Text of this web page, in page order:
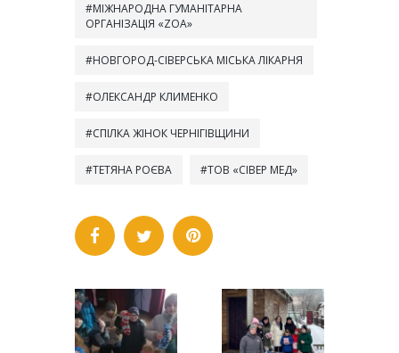
МІЖНАРОДНА ГУМАНІТАРНА
ОРГАНІЗАЦІЯ «ZOA»
НОВГОРОД-СІВЕРСЬКА МІСЬКА ЛІКАРНЯ
ОЛЕКСАНДР КЛИМЕНКО
СПІЛКА ЖІНОК ЧЕРНІГІВЩИНИ
ТЕТЯНА РОЄВА ТОВ «СІВЕР МЕД»
СПІЛКА
СПІЛКА